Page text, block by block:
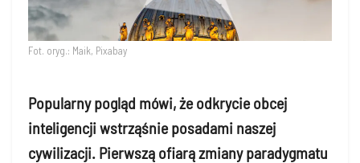
Fot. oryg.: Maik, Pixabay
Popularny pogląd mówi, że odkrycie obcej
inteligencji wstrząśnie posadami naszej
cywilizacji. Pierwszą ofiarą zmiany paradygmatu